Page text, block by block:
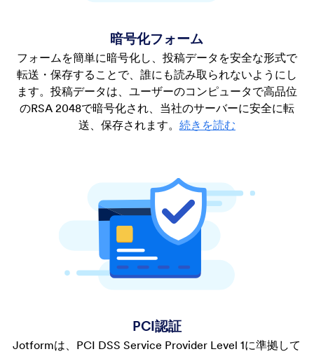
暗号化フォーム
フォームを簡単に暗号化し、投稿データを安全な形式で
転送・保存することで、誰にも読み取られないようにし
ます。投稿データは、ユーザーのコンピュータで高品位
のRSA 2048で暗号化され、当社のサーバーに安全に転
送、保存されます。 続きを読む
PCI認証
Jotformは、PCI DSS Service Provider Level 1に準拠して